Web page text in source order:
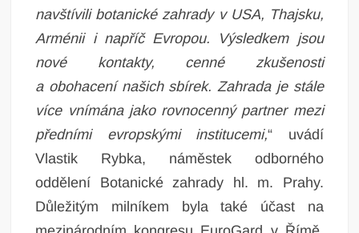
navštívili botanické zahrady v USA, Thajsku,
Arménii i napříč Evropou. Výsledkem jsou
nové kontakty, cenné zkušenosti
a obohacení našich sbírek. Zahrada je stále
více vnímána jako rovnocenný partner mezi
předními evropskými institucemi,“ uvádí
Vlastik Rybka, náměstek odborného
oddělení Botanické zahrady hl. m. Prahy.
Důležitým milníkem byla také účast na